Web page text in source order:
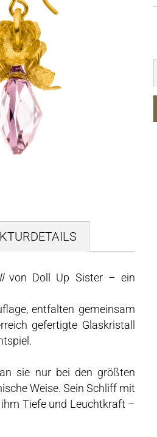
von Doll Up Sister – ein
entfalten gemeinsam
gefertigte Glaskristall
sie nur bei den größten
Weise. Sein Schliff mit
Tiefe und Leuchtkraft –